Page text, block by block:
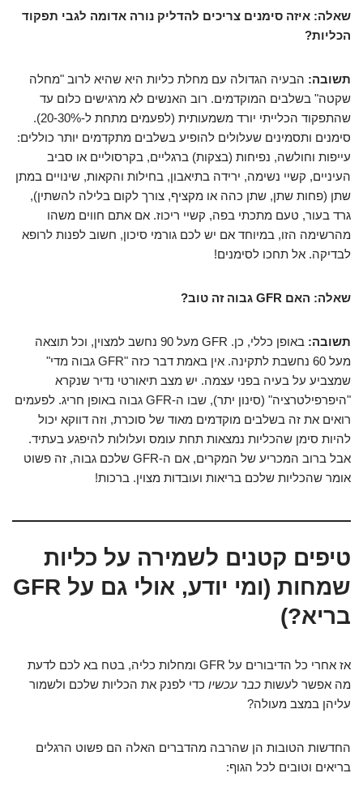
שאלה: איזה סימנים צריכים להדליק נורה אדומה לגבי תפקוד
הכליות?
תשובה: הבעיה הגדולה עם מחלת כליות היא שהיא לרוב "מחלה
שקטה" בשלבים המוקדמים. רוב האנשים לא מרגישים כלום עד
שהתפקוד הכלייתי יורד משמעותית (לפעמים מתחת ל-20-30%).
סימנים ותסמינים שעלולים להופיע בשלבים מתקדמים יותר כוללים:
עייפות וחולשה, נפיחות (בצקות) ברגליים, בקרסוליים או סביב
העיניים, קשיי נשימה, ירידה בתיאבון, בחילות והקאות, שינויים במתן
שתן (פחות שתן, שתן כהה או מקציף, צורך לקום בלילה להשתין),
גרד בעור, טעם מתכתי בפה, קשיי ריכוז. אם אתם חווים משהו
מהרשימה הזו, במיוחד אם יש לכם גורמי סיכון, חשוב לפנות לרופא
לבדיקה. אל תחכו לסימנים!
שאלה: האם GFR גבוה זה טוב?
תשובה:
באופן כללי, כן. GFR מעל 90 נחשב למצוין, וכל תוצאה
מעל 60 נחשבת לתקינה. אין באמת דבר כזה "GFR גבוה מדי"
שמצביע על בעיה בפני עצמה. יש מצב תיאורטי נדיר שנקרא
"היפרפילטרציה" (סינון יתר), שבו ה-GFR גבוה באופן חריג. לפעמים
רואים את זה בשלבים מוקדמים מאוד של סוכרת, וזה דווקא יכול
להיות סימן שהכליות נמצאות תחת עומס ועלולות להיפגע בעתיד.
אבל ברוב המכריע של המקרים, אם ה-GFR שלכם גבוה, זה פשוט
אומר שהכליות שלכם בריאות ועובדות מצוין. ברכות!
טיפים קטנים לשמירה על כליות
שמחות (ומי יודע, אולי גם על GFR
בריא?)
אז אחרי כל הדיבורים על GFR ומחלות כליה, בטח בא לכם לדעת
מה אפשר לעשות כבר עכשיו כדי לפנק את הכליות שלכם ולשמור
עליהן במצב מעולה?
החדשות הטובות הן שהרבה מהדברים האלה הם פשוט הרגלים
בריאים וטובים לכל הגוף: